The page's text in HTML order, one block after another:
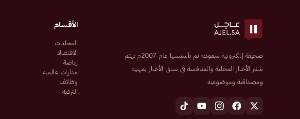
صحيفة إلكترونية سعودية تم تأسيسها عام 2007م تهتم
بنشر الأخبار المحلية والمنافسة في سبق الأخبار بمهنية
ومصداقية وموضوعية
الأقسام
المحليات
الاقتصاد
رياضة
مدارات عالمية
وظائف
الترفيه